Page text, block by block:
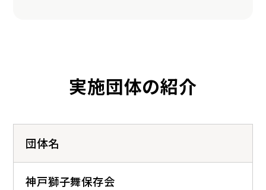
実施団体の紹介
団体名
神戸獅子舞保存会